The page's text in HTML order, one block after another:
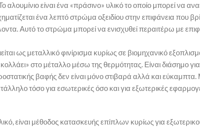
είναι ένα «πράσινο» υλικό το οποίο μπορεί να
ένα λεπτό στρώμα οξειδίου στην επιφάνεια που
Αυτό το στρώμα μπορεί να ενισχυθεί περαιτέρω με
ως μεταλλικό φινίρισμα κυρίως σε βιομηχανικό
στο μέταλλο μέσω της θερμότητας. Είναι διάσημο
βαφής δεν είναι μόνο στιβαρά αλλά και
τόσο για εσωτερικές όσο και για εξωτερικές
είναι μέθοδος κατασκευής επίπλων κυρίως για